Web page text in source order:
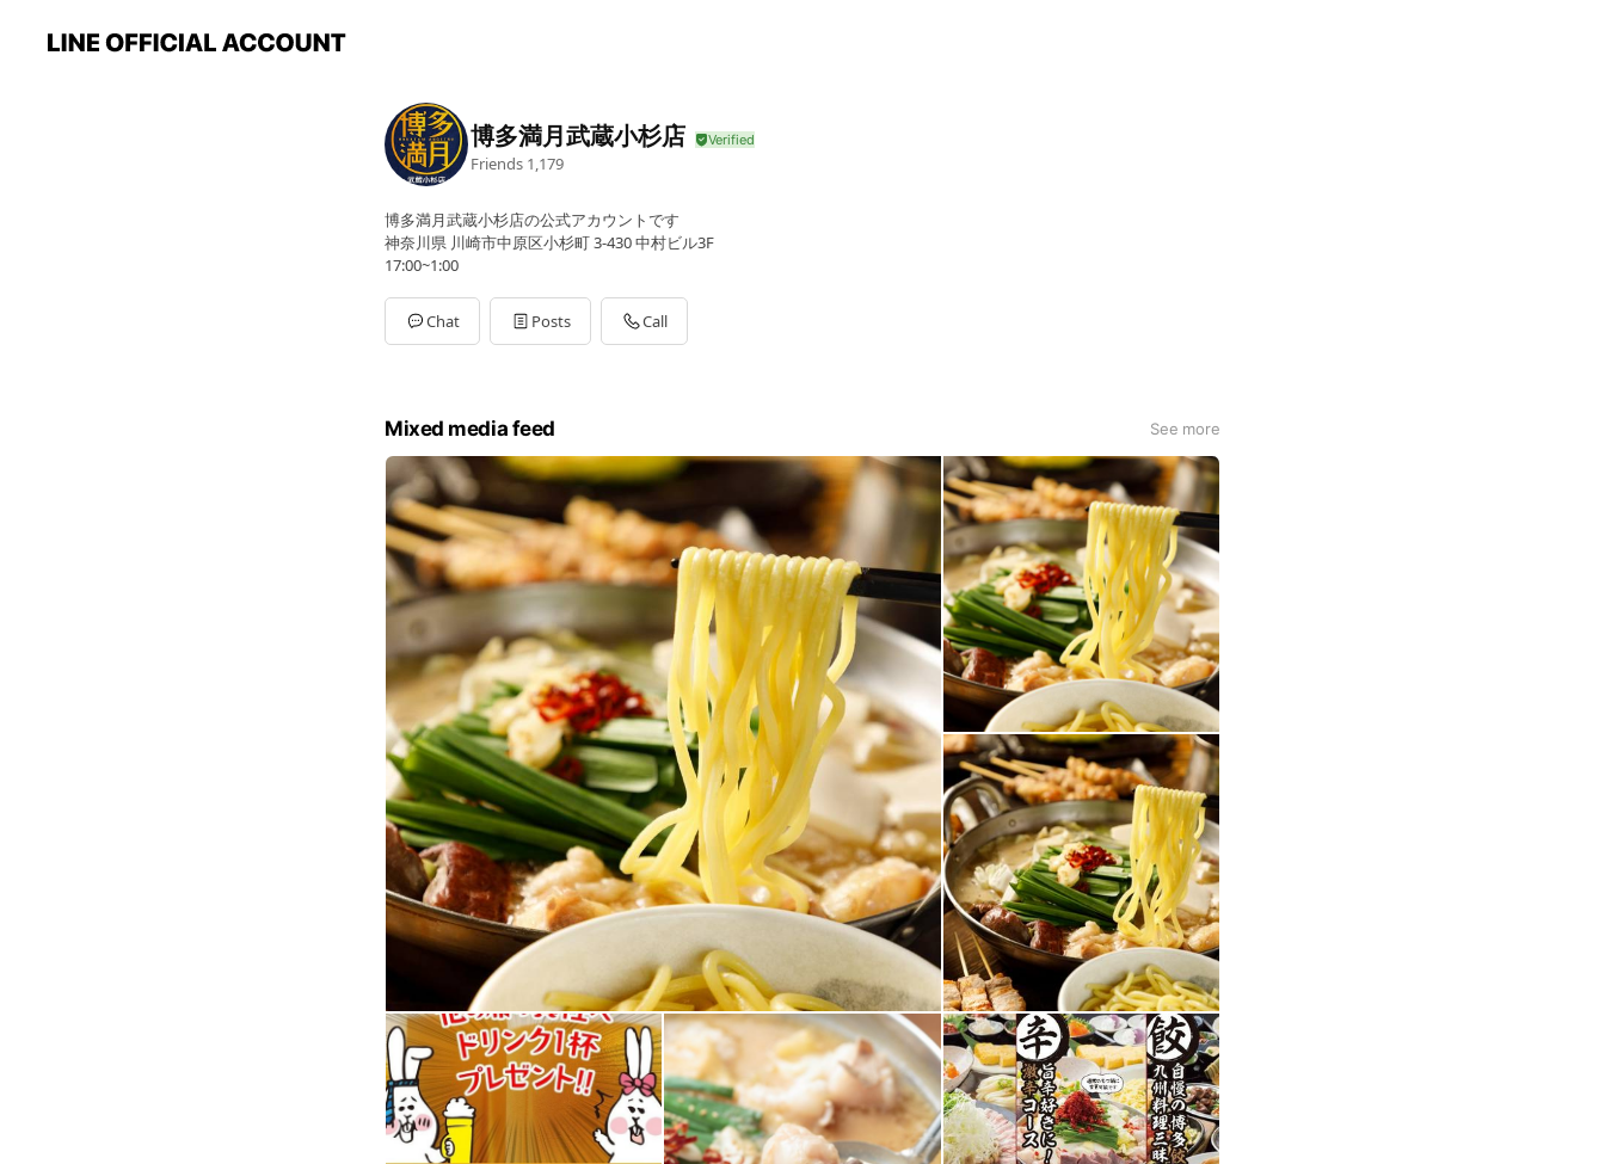
博多満月武蔵小杉店
Friends 1,179
博多満月武蔵小杉店の公式アカウントです
神奈川県 川崎市中原区小杉町 3-430 中村ビル3F
17:00~1:00
Chat Posts Call
Mixed media feed See more